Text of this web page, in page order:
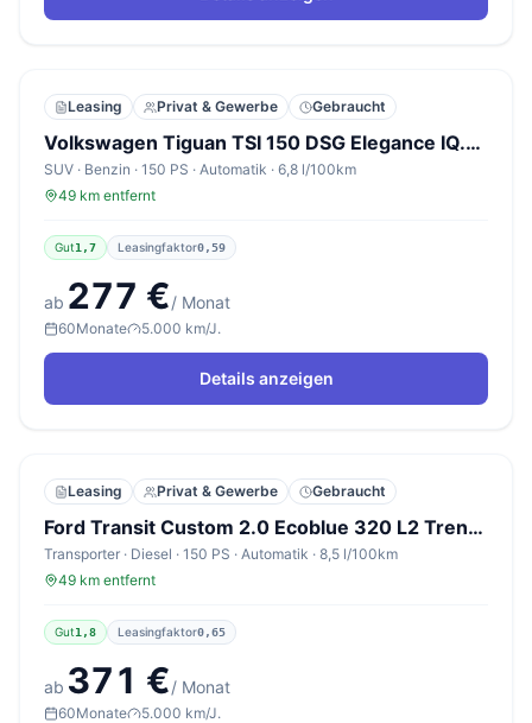
Leasing Privat & Gewerbe Gebraucht
Volkswagen Tiguan TSI 150 DSG Elegance IQ.Light EasyO Kam
SUV · Benzin · 150 PS · Automatik · 6,8 l/100km
49 km entfernt
Gut1,7 Leasingfaktor0,59
ab 277 €/ Monat
60Monate 5.000 km/J.
Details anzeigen
Leasing Privat & Gewerbe Gebraucht
Ford Transit Custom 2.0 Ecoblue 320 L2 Trend 9-S Kam
Transporter · Diesel · 150 PS · Automatik · 8,5 l/100km
49 km entfernt
Gut1,8 Leasingfaktor0,65
ab 371 €/ Monat
60Monate 5.000 km/J.